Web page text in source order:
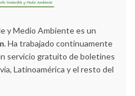
y Medio Ambiente es un
. Ha trabajado continuamente
servicio gratuito de boletines
Latinoamérica y el resto del